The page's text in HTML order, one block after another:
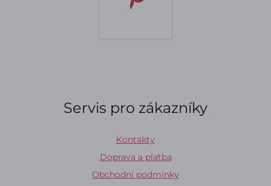
Servis pro zákazníky
Kontakty
Doprava a platba
Obchodní podmínky